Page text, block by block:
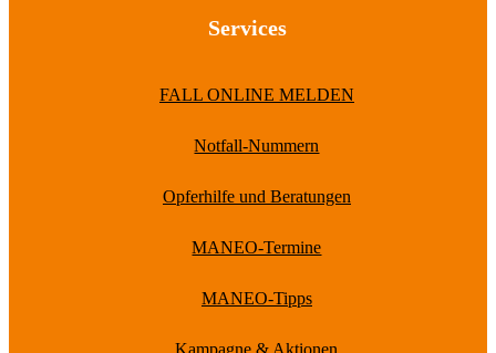
Services
FALL ONLINE MELDEN
Notfall-Nummern
Opferhilfe und Beratungen
MANEO-Termine
MANEO-Tipps
Kampagne & Aktionen